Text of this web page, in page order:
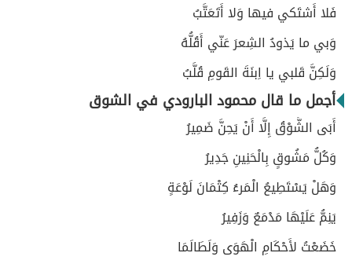
فَلا أَشتَكي فيها وَلا أَتَعَتَّبُ
وَبي ما يَذودُ الشِعرَ عَنّي أَقُلُّهُ
وَلَكِنَّ قَلبي يا اِبنَةَ القَومِ قُلَّبُ
أجمل ما قال محمود البارودي في الشوق
أَبَى الشَّوْقُ إِلَّا أَنْ يَحِنَّ ضَمِيرُ
وَكُلُّ مَشُوقٍ بِالْحَنِينِ جَدِيرُ
وَهَلْ يَسْتَطِيعُ الْمَرءُ كِتْمَانَ لَوْعَةٍ
يَنِمُّ عَلَيْهَا مَدْمَعٌ وَزَفِيرُ
خَضَعْتُ لأَحْكَامِ الْهَوَى وَلَطَالَمَا